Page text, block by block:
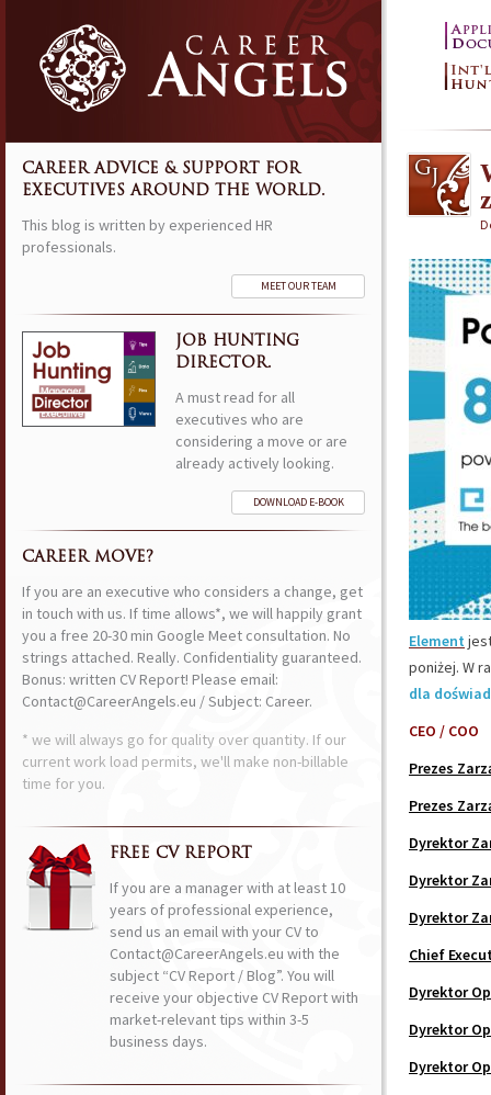
Element
poniżej. W
dla
CEO / COO
Prezes
Prezes
Dyrektor
Dyrektor
Dyrektor
Chief
Dyrektor
Dyrektor
Dyrektor
CAREER ADVICE & SUPPORT FOR
EXECUTIVES AROUND THE WORLD.
This blog is written by experienced HR
professionals.
MEET OUR TEAM
JOB HUNTING
DIRECTOR.
A must read for all
executives who are
considering a move or are
already actively looking.
DOWNLOAD E-BOOK
CAREER MOVE?
If you are an executive who considers a change, get
in touch with us. If time allows*, we will happily grant
you a free 20-30 min Google Meet consultation. No
strings attached. Really. Confidentiality guaranteed.
Bonus: written CV Report! Please email:
Contact@CareerAngels.eu / Subject: Career.
* we will always go for quality over quantity. If our
current work load permits, we'll make non-billable
time for you.
FREE CV REPORT
If you are a manager with at least 10
years of professional experience,
send us an email with your CV to
Contact@CareerAngels.eu with the
subject “CV Report / Blog”. You will
receive your objective CV Report with
market-relevant tips within 3-5
business days.